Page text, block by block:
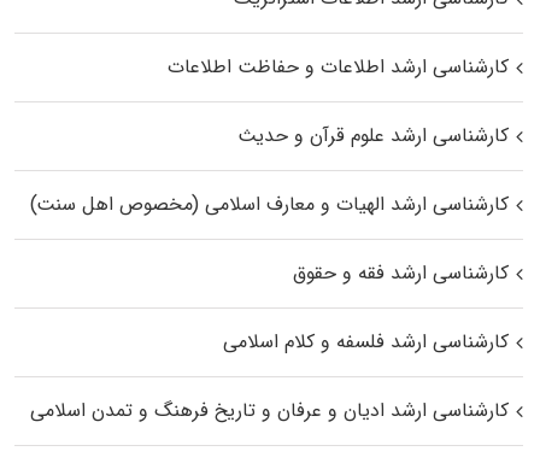
کارشناسی ارشد اطلاعات و حفاظت اطلاعات
کارشناسی ارشد علوم قرآن و حدیث
کارشناسی ارشد الهیات و معارف اسلامی (مخصوص اهل سنت)
کارشناسی ارشد فقه و حقوق
کارشناسی ارشد فلسفه و کلام اسلامی
کارشناسی ارشد ادیان و عرفان و تاریخ فرهنگ و تمدن اسلامی